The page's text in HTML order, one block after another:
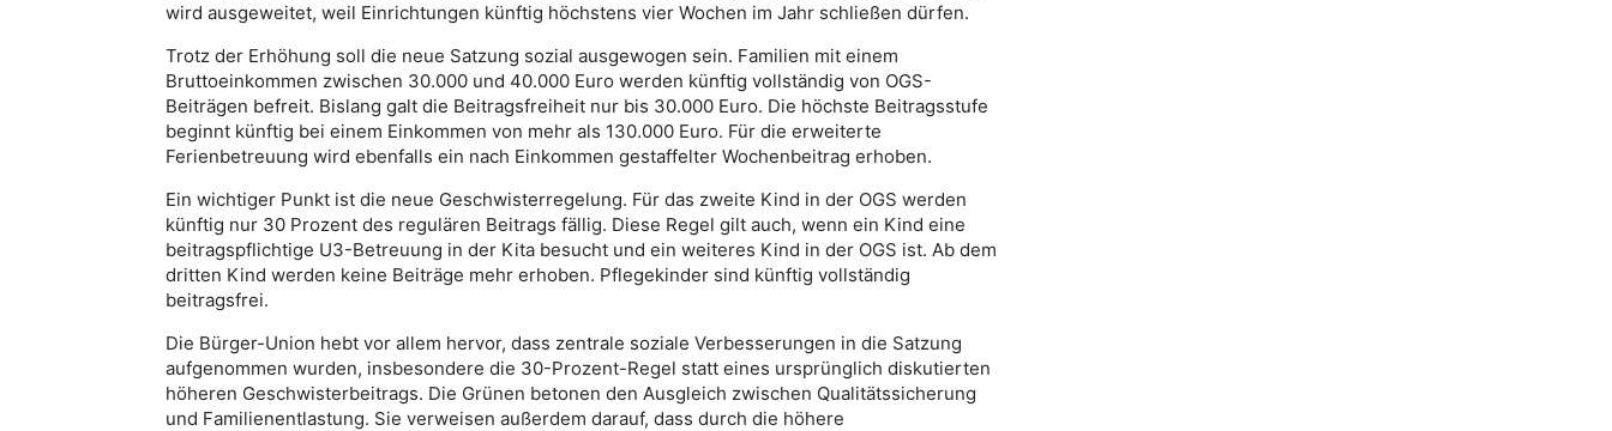
wird ausgeweitet, weil Einrichtungen künftig höchstens vier Wochen im Jahr schließen dürfen.
Trotz der Erhöhung soll die neue Satzung sozial ausgewogen sein. Familien mit einem
Bruttoeinkommen zwischen 30.000 und 40.000 Euro werden künftig vollständig von OGS-
Beiträgen befreit. Bislang galt die Beitragsfreiheit nur bis 30.000 Euro. Die höchste Beitragsstufe
beginnt künftig bei einem Einkommen von mehr als 130.000 Euro. Für die erweiterte
Ferienbetreuung wird ebenfalls ein nach Einkommen gestaffelter Wochenbeitrag erhoben.
Ein wichtiger Punkt ist die neue Geschwisterregelung. Für das zweite Kind in der OGS werden
künftig nur 30 Prozent des regulären Beitrags fällig. Diese Regel gilt auch, wenn ein Kind eine
beitragspflichtige U3-Betreuung in der Kita besucht und ein weiteres Kind in der OGS ist. Ab dem
dritten Kind werden keine Beiträge mehr erhoben. Pflegekinder sind künftig vollständig
beitragsfrei.
Die Bürger-Union hebt vor allem hervor, dass zentrale soziale Verbesserungen in die Satzung
aufgenommen wurden, insbesondere die 30-Prozent-Regel statt eines ursprünglich diskutierten
höheren Geschwisterbeitrags. Die Grünen betonen den Ausgleich zwischen Qualitätssicherung
und Familienentlastung. Sie verweisen außerdem darauf, dass durch die höhere